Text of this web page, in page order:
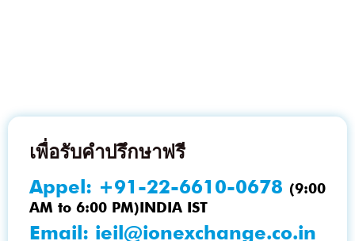
เพื่อรับคำปรึกษาฟรี
Appel: +91-22-6610-0678 (9:00
AM to 6:00 PM)INDIA IST
Email: ieil@ionexchange.co.in